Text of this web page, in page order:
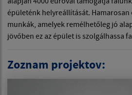
épületénk helyreállítását. Hamarosan
munkák, amelyek remélhetőleg jó
jövőben ez az épület is szolgálhassa
Zoznam projektov: